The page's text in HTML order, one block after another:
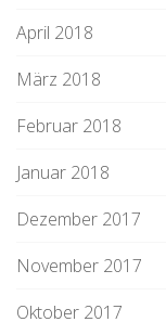
April 2018
März 2018
Februar 2018
Januar 2018
Dezember 2017
November 2017
Oktober 2017